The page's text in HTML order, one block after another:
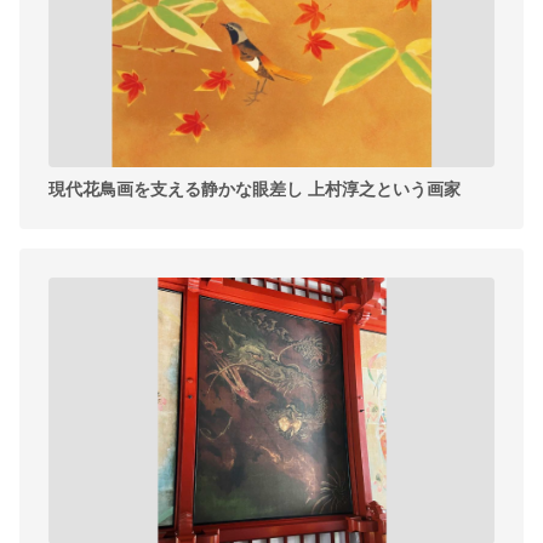
現代花鳥画を支える静かな眼差し 上村淳之という画家